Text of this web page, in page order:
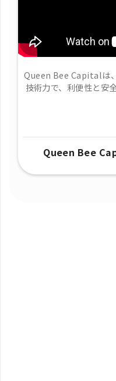
Queen Bee Capitalは
技術力で、​利便性と安
Queen Bee